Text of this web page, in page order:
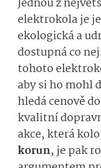
Jednou z
elektrokola je
ekologická a
dostupná co
tohoto
aby si ho mohl
hledá cenově
kvalitní
akce, která
korun, je pak